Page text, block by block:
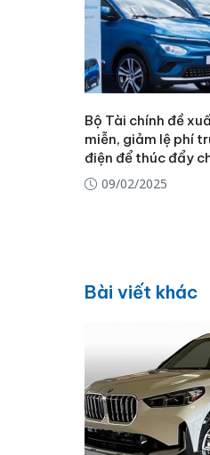
Bộ Tài chính đề
miễn, giảm lệ phí
điện để thúc đẩy
09/02/2025
Bài viết khác